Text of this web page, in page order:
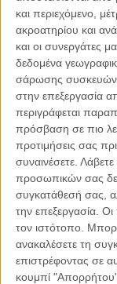
και περιεχόμενο,
ακροατηρίου και
και οι συνεργάτες
δεδομένα
σάρωσης συσκευών.
στην επεξεργασία
περιγράφεται
πρόσβαση σε πιο
προτιμήσεις σας
συναινέσετε.
προσωπικών σας
συγκατάθεσή σας,
την επεξεργασία.
τον ιστότοπο.
ανακαλέσετε τη
επιστρέφοντας σε
κουμπί